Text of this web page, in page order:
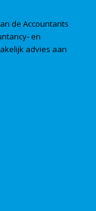
de Accountants
en
advies aan